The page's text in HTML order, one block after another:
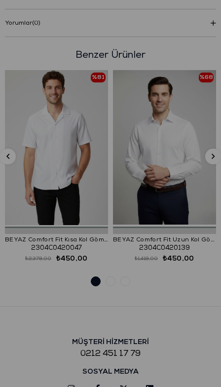
Yorumlar(0)
Benzer Ürünler
BEYAZ Comfort Fit Kısa Kol Gömlek
2304C0420047
₺450,00
₺2.379,00
%81
BEYAZ Comfort Fit Uzun Kol Gömlek
2304C0420139
₺450,00
₺1.419,00
%68
MÜŞTERİ HİZMETLERİ
0212 451 17 79
SOSYAL MEDYA